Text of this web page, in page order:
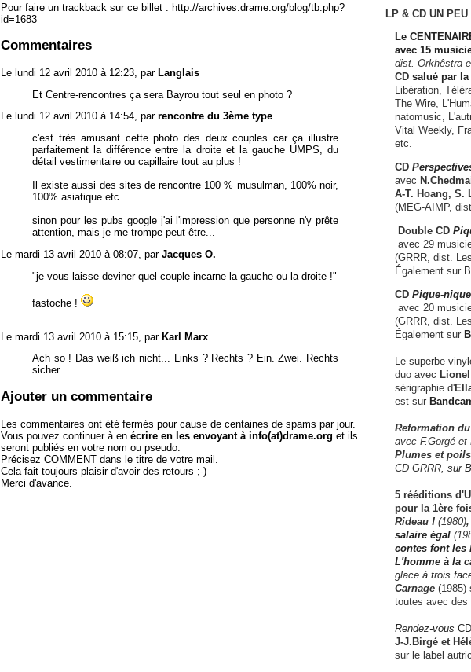
Pour faire un trackback sur ce billet : http://archives.drame.org/blog/tb.php?
id=1683
Commentaires
Le lundi 12 avril 2010 à 12:23, par Langlais
Et Centre-rencontres ça sera Bayrou tout seul en photo ?
Le lundi 12 avril 2010 à 14:54, par rencontre du 3ème type
c'est très amusant cette photo des deux couples car ça illustre
parfaitement la différence entre la droite et la gauche UMPS, du
détail vestimentaire ou capillaire tout au plus !
Il existe aussi des sites de rencontre 100 % musulman, 100% noir,
100% asiatique etc...
sinon pour les pubs google j'ai l'impression que personne n'y prête
attention, mais je me trompe peut être...
Le mardi 13 avril 2010 à 08:07, par Jacques O.
"je vous laisse deviner quel couple incarne la gauche ou la droite !"
fastoche !
Le mardi 13 avril 2010 à 15:15, par Karl Marx
Ach so ! Das weiß ich nicht... Links ? Rechts ? Ein. Zwei. Rechts
sicher.
Ajouter un commentaire
Les commentaires ont été fermés pour cause de centaines de spams par jour.
Vous pouvez continuer à en écrire en les envoyant à info(at)drame.org et ils
seront publiés en votre nom ou pseudo.
Précisez COMMENT dans le titre de votre mail.
Cela fait toujours plaisir d'avoir des retours ;-)
Merci d'avance.
LP & CD UN PEU
Le
avec 15
dist. Orkhêstra
CD salué par la
Libération,
The Wire,
natomusic,
Vital Weekly,
etc.
CD
avec
A-T. Hoang, S.
(MEG-AIMP,
Double CD
avec 29
(GRRR, dist.
Également sur
CD Pique-
avec 20
(GRRR, dist.
Également sur
Le superbe
duo avec
sérigraphie d'
est sur
Reformation
avec F.Gorgé et
Plumes et poils
CD GRRR, sur
5 rééditions
pour la 1ère
Rideau ! (1980),
salaire égal
contes font les
L'homme à la
glace à trois
Carnage (1985)
toutes avec des
Rendez-vous
J-J.Birgé et
sur le label